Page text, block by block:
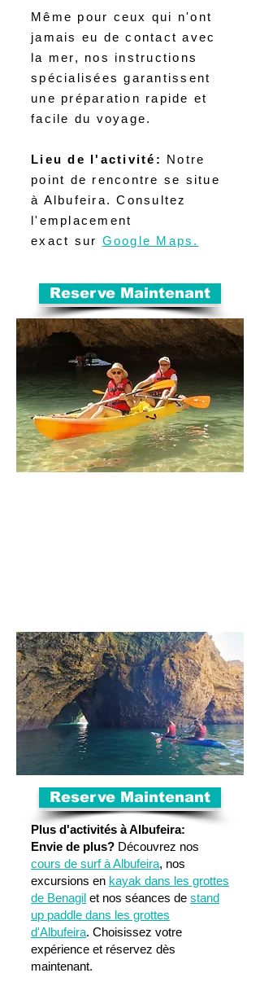
Même pour ceux qui n'ont
jamais eu de contact avec
la mer, nos instructions
spécialisées garantissent
une préparation rapide et
facile du voyage.
Lieu de l'activité: Notre
point de rencontre se situe
à Albufeira. Consultez
l'emplacement
exact sur Google Maps.
Reserve Maintenant
Reserve Maintenant
Plus d'activités à Albufeira:
Envie de plus? Découvrez nos
cours de surf à Albufeira, nos
excursions en kayak dans les grottes
de Benagil et nos séances de stand
up paddle dans les grottes
d'Albufeira. Choisissez votre
expérience et réservez dès
maintenant.